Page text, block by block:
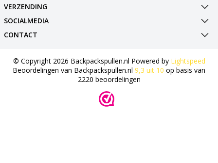
VERZENDING
SOCIALMEDIA
CONTACT
© Copyright 2026 Backpackspullen.nl Powered by Lightspeed
Beoordelingen van Backpackspullen.nl 9,3 uit 10 op basis van
2220 beoordelingen